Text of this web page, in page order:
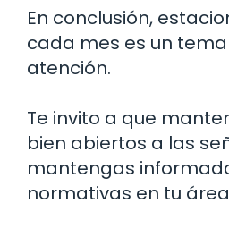
En conclusión,
cada mes es un
atención.
Te invito a que
bien abiertos a las
mantengas
normativas en tu